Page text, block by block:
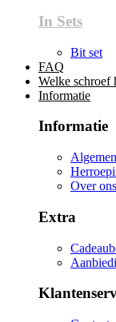
In Sets
Bit set
FAQ
Welke schroef
Informatie
Informatie
Over ons
Extra